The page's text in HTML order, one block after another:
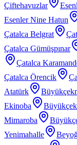
Çiftehavuzlar
Esenler Nine Hatun
Çatalca Belgrat
Çatalca Gümüşpınar
Çatalca
Çatalca Örencik
Atatürk
Ekinoba
Mimaroba
Yenimahalle